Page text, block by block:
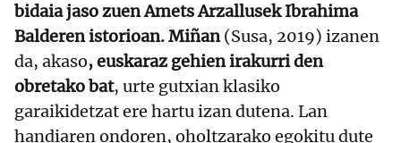
bidaia jaso zuen Amets Arzallusek Ibrahima
Balderen istorioan. Miñan(Susa, 2019) izanen
da, akaso, euskaraz gehien irakurri den
obretako bat, urte gutxian klasiko
garaikidetzat ere hartu izan dutena. Lan
handiaren ondoren, oholtzarako egokitu dute